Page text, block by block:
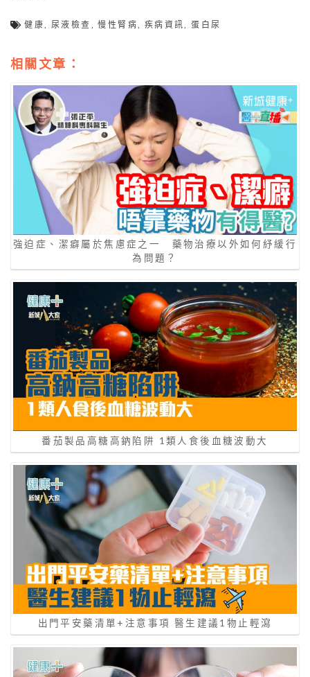
健康 尿液檢查 ,慢性腎病 疾病資訊 ,蛋白尿
相關文章：
強迫症、潔癖屬於焦慮症之一 藥物治療以外如何紓緩行
為問題？
番茄製品高糖高鈉陷阱 1類人食後血糖波動大
出門平安藥清單+注意事項 醫生建議1物止輕瀉